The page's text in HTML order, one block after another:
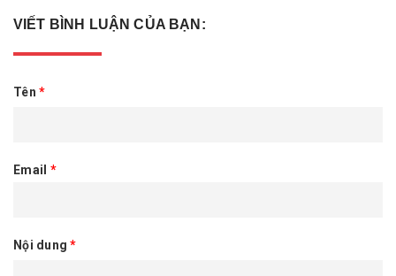
VIẾT BÌNH LUẬN CỦA BẠN:
Tên *
Email *
Nội dung*